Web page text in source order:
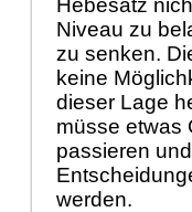
Hebesatz
Niveau zu
zu senken.
keine
dieser Lage
müsse etwas
passieren
werden.